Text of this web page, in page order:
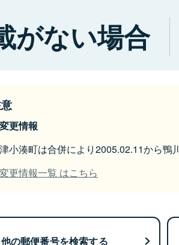
がない場合
更情報
小湊町は合併により2005.02.11から鴨
更情報一覧 はこちら
他の郵便番号を検索する